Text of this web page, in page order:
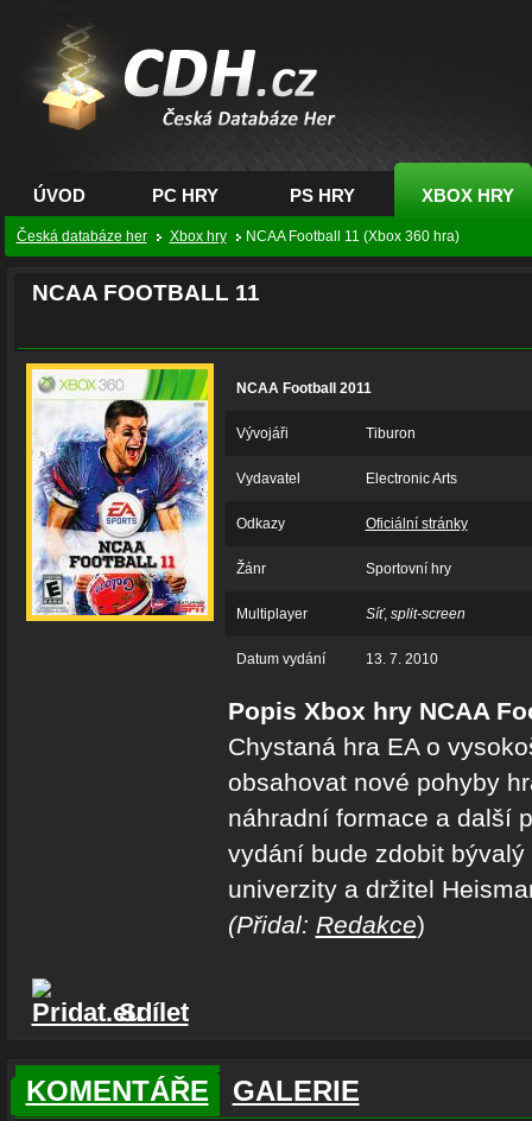
CDH.cz - hry na PC,
PS, XBOX - Česká
databáze her
ÚVOD PC HRY PS HRY XBOX HRY
Česká databáze her Xbox hry NCAA Football 11 (Xbox 360 hra)
NCAA FOOTBALL 11
NCAA Football 2011
Vývojáři Tiburon
Vydavatel Electronic Arts
Odkazy Oficiální stránky
Žánr Sportovní hry
Multiplayer Síť, split-screen
Datum vydání 13. 7. 2010
Popis Xbox hry NCAA
Chystaná hra EA o
obsahovat nové pohyby
náhradní formace a další
vydání bude zdobit
univerzity a držitel
(Přidal: Redakce)
Sdílet
KOMENTÁŘE GALERIE